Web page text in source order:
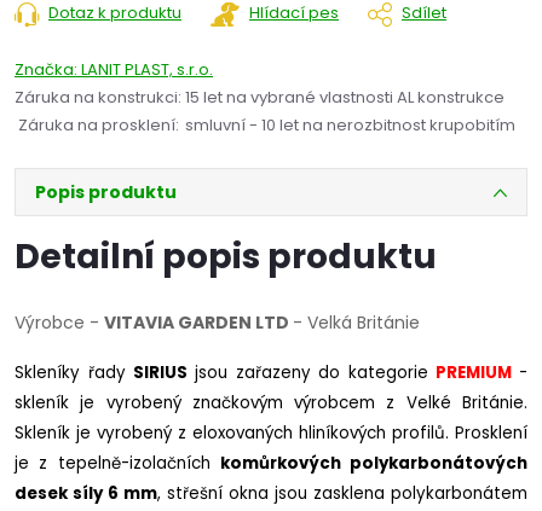
Dotaz k produktu Hlídací pes Sdílet
Značka: LANIT PLAST, s.r.o.
Záruka na konstrukci: 15 let na vybrané vlastnosti AL konstrukce
Záruka na prosklení: smluvní - 10 let na nerozbitnost krupobitím
Popis produktu
Detailní popis produktu
Výrobce - VITAVIA GARDEN LTD - Velká Británie
Skleníky řady SIRIUS jsou zařazeny do kategorie PREMIUM -
skleník je vyrobený značkovým výrobcem z Velké Británie.
Skleník je vyrobený z eloxovaných hliníkových profilů. Prosklení
je z tepelně-izolačních komůrkových polykarbonátových
desek síly 6 mm, střešní okna jsou zasklena polykarbonátem